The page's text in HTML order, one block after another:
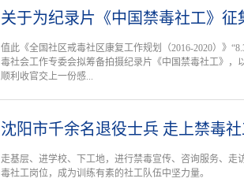
关于为纪录片《中国禁毒社工》征
值此《全国社区戒毒社区康复工作规划（2016-2020）》
毒社会工作专委会拟筹备拍摄纪录片《中国禁毒社工》，
顺利收官交上一份感...
沈阳市千余名退役士兵 走上禁毒
走基层、进学校、下工地，进行禁毒宣传、咨询服务、
毒社工岗位，成为训练有素的社工队伍中坚力量。